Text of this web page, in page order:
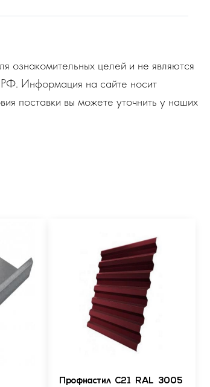
ознакомительных целей и не являются
Информация на сайте носит
поставки вы можете уточнить у наших
Профнастил С21 RAL 3005